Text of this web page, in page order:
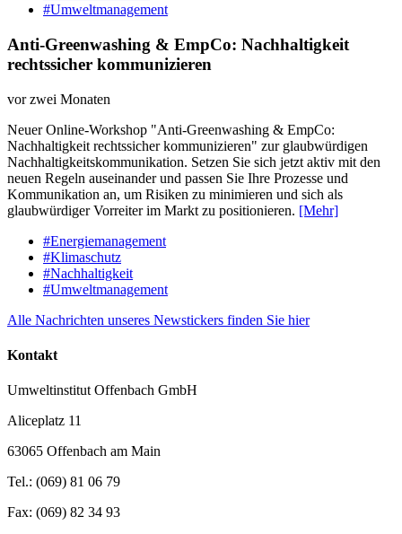
#Umweltmanagement
Anti-Greenwashing & EmpCo: Nachhaltigkeit
rechtssicher kommunizieren
vor zwei Monaten
Neuer Online-Workshop "Anti-Greenwashing & EmpCo:
Nachhaltigkeit rechtssicher kommunizieren" zur glaubwürdigen
Nachhaltigkeitskommunikation. Setzen Sie sich jetzt aktiv mit den
neuen Regeln auseinander und passen Sie Ihre Prozesse und
Kommunikation an, um Risiken zu minimieren und sich als
glaubwürdiger Vorreiter im Markt zu positionieren. [Mehr]
#Energiemanagement
#Klimaschutz
#Nachhaltigkeit
#Umweltmanagement
Alle Nachrichten unseres Newstickers finden Sie hier
Kontakt
Umweltinstitut Offenbach GmbH
Aliceplatz 11
63065 Offenbach am Main
Tel.: (069) 81 06 79
Fax: (069) 82 34 93